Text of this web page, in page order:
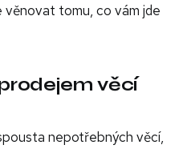
věnovat tomu, co vám jde
věcí
nepotřebných věcí,